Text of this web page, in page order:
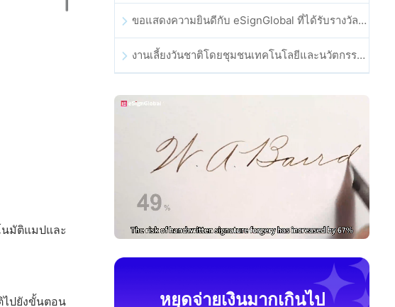
นมัติแมปและ
ไปยังขั้นตอน
ขอแสดงความยินดีกับ eSignGlobal ที่ได้รับรางวัล CAHK STAR Award 2025
งานเลี้ยงวันชาติโดยชุมชนเทคโนโลยีและนวัตกรรมฮ่องกง
หยุดจ่ายเงินมากเกินไป